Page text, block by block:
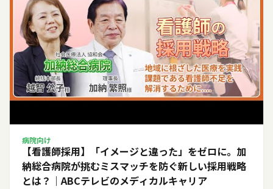
病院向け
【看護師採用】「イメージと違った」をゼロに。加
納総合病院が挑むミスマッチを防ぐ新しい採用戦略
とは？｜ABCテレビのメディカルキャリア